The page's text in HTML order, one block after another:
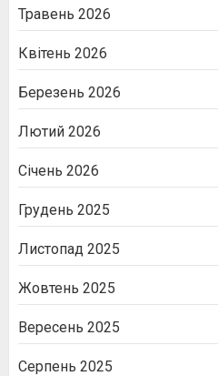
Травень 2026
Квітень 2026
Березень 2026
Лютий 2026
Січень 2026
Грудень 2025
Листопад 2025
Жовтень 2025
Вересень 2025
Серпень 2025